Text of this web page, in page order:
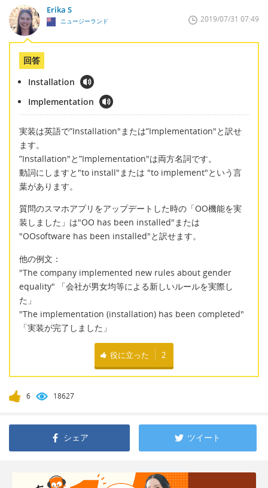
Erika S
ニュージーランド 2019/07/31 07:49
回答
Installation
Implementation
実装は英語で”Installation"または”Implementation"と訳せ
ます。
”Installation"と”Implementation"は両方名詞です。
動詞にしますと"to install"または "to implement"という言
葉があります。
質問のスマホアプリをアップデートした時の「OO機能を実
装しました」は"OO has been installed"または
"OOsoftware has been installed"と訳せます。
他の例文：
"The company implemented new rules about gender
equality" 「会社が男女均等による新しいルールを実際し
た」
"The implementation (installation) has been completed"
「実装が完了しました」
役に立った 2
6 18627
シェア ツイート